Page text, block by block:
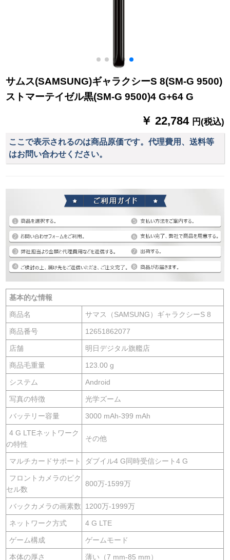
サムス(SAMSUNG)ギャラクシーS 8(SM-G 9500)
ストマーテイゼル黒(SM-G 9500)4 G+64 G
￥ 22,784 円(税込)
ここで表示されるのは商品原価です。代理費用、送料等
はお問い合わせください。
基本的な情報
商品名 サマス（SAMSUNG）ギャラクシーS 8
商品番号 12651862077
店舗 明日デジタル旗艦店
商品毛重量 123.00 g
システム Android
写真の特徴 光学ズーム
バッテリー容量 3000 mAh-399 mAh
4 G LTEネットワーク
の特性
その他
マルチカードサポート ダブイル4 G同時受信シート4 G
フロントカメラのピク
セル数
800万-1599万
バックカメラの画素数 1200万-1999万
ネットワーク方式 4 G LTE
ゲーム構成 ゲームモード
本体の厚さ 薄い（7 mm-85 mm）